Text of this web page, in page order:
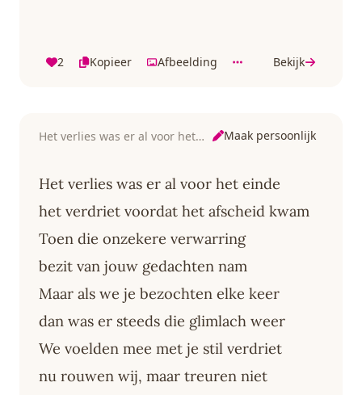
2 Kopieer Afbeelding Bekijk
Het verlies was er al voor het einde Maak persoonlijk
Het verlies was er al voor het einde
het verdriet voordat het afscheid kwam
Toen die onzekere verwarring
bezit van jouw gedachten nam
Maar als we je bezochten elke keer
dan was er steeds die glimlach weer
We voelden mee met je stil verdriet
nu rouwen wij, maar treuren niet